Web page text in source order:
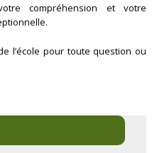
compréhension et votre
l’école pour toute question ou